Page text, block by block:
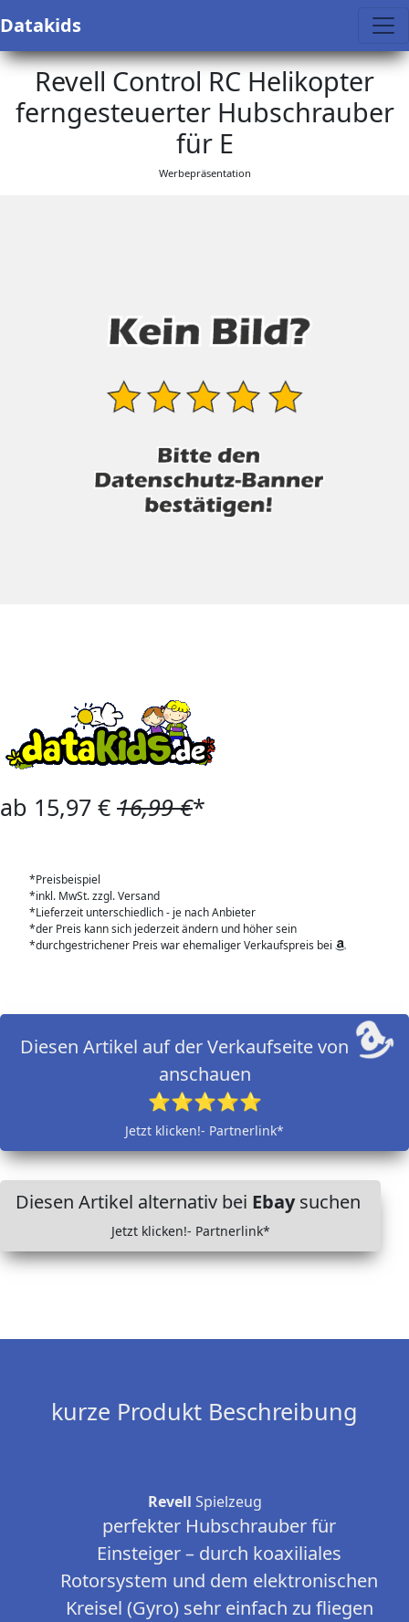
Datakids
Revell Control RC Helikopter
ferngesteuerter Hubschrauber
für E
Werbepräsentation
ab 15,97 € 16,99 €*
*Preisbeispiel
*inkl. MwSt. zzgl. Versand
*Lieferzeit unterschiedlich - je nach Anbieter
*der Preis kann sich jederzeit ändern und höher sein
*durchgestrichener Preis war ehemaliger Verkaufspreis bei
Diesen Artikel auf der Verkaufseite von
anschauen
⭐⭐⭐⭐⭐
Jetzt klicken!- Partnerlink*
Diesen Artikel alternativ bei Ebaysuchen
Jetzt klicken!- Partnerlink*
kurze Produkt Beschreibung
Revell Spielzeug
perfekter Hubschrauber für
Einsteiger – durch koaxiliales
Rotorsystem und dem elektronischen
Kreisel (Gyro) sehr einfach zu fliegen